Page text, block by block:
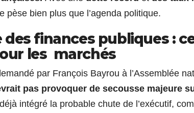
pèse bien plus que l’agenda politique.
des finances publiques :
les marchés
par François Bayrou à l’Assemblée
pas provoquer de secousse majeure
intégré la probable chute de l’exécutif,